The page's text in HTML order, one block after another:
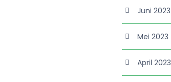
Juni 2023
Mei 2023
April 2023